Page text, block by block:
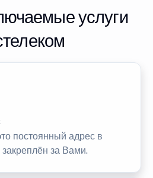
услуги
постоянный адрес в
за Вами.